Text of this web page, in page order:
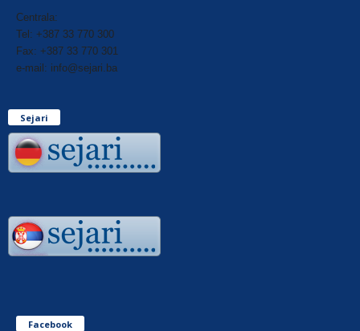
Centrala:
Tel: +387 33 770 300
Fax: +387 33 770 301
e-mail: info@sejari.ba
Sejari
Facebook